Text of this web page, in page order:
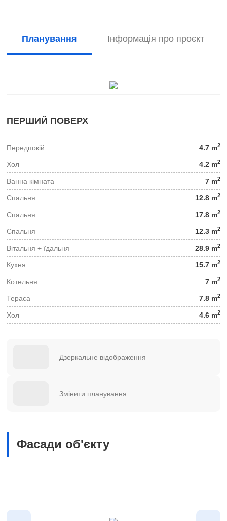
Планування Інформація про проєкт
ПЕРШИЙ ПОВЕРХ
Передпокій 4.7 m2
Хол 4.2 m2
Ванна кімната 7 m2
Спальня 12.8 m2
Спальня 17.8 m2
Спальня 12.3 m2
Вітальня + їдальня 28.9 m2
Кухня 15.7 m2
Котельня 7 m2
Тераса 7.8 m2
Хол 4.6 m2
Дзеркальне відображення
Змінити планування
Фасади об'єкту